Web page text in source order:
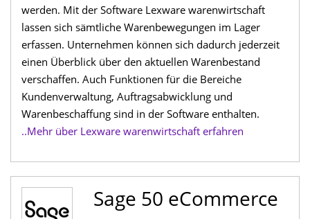
werden. Mit der Software Lexware warenwirtschaft
lassen sich sämtliche Warenbewegungen im Lager
erfassen. Unternehmen können sich dadurch jederzeit
einen Überblick über den aktuellen Warenbestand
verschaffen. Auch Funktionen für die Bereiche
Kundenverwaltung, Auftragsabwicklung und
Warenbeschaffung sind in der Software enthalten.
..Mehr über Lexware warenwirtschaft erfahren
Sage 50 eCommerce